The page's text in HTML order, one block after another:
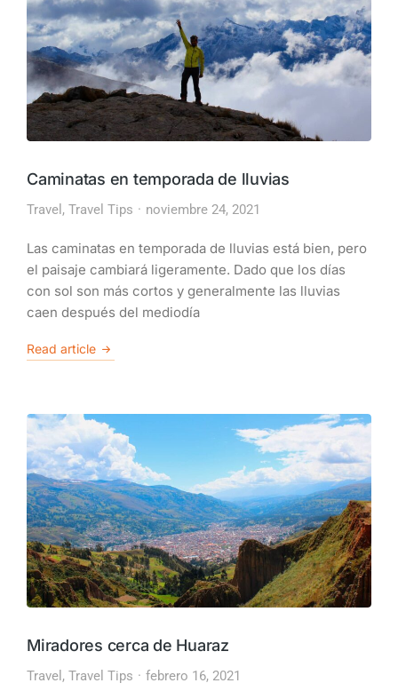
Caminatas en temporada de lluvias
Travel , Travel Tips noviembre 24, 2021
Las caminatas en temporada de lluvias está bien, pero
el paisaje cambiará ligeramente. Dado que los días
con sol son más cortos y generalmente las lluvias
caen después del mediodía
Read article
Miradores cerca de Huaraz
Travel , Travel Tips febrero 16, 2021